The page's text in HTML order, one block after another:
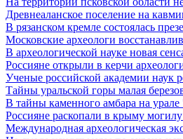
Древнеаланское поселение на
В рязанском кремле состоялась
Московские археологи
В археологической науке новая
Россияне открыли в керчи
Ученые российской академии наук
Тайны уральской горы малая
В тайны каменного амбара на
Россияне раскопали в крыму
Международная археологическая